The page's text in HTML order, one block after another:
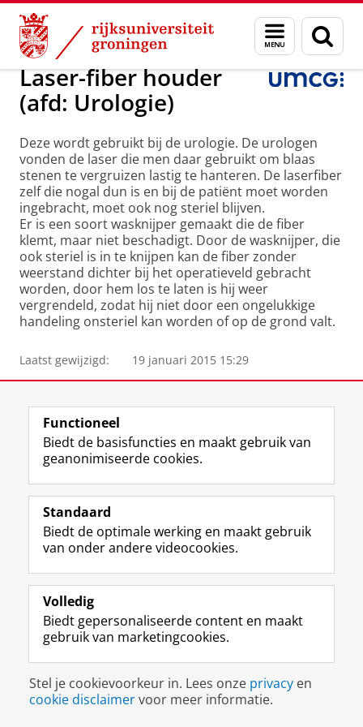
Skip
Content
Skip
Navigation
Menu
en
zoeken
Over ons Projecten
Laser-fiber houder
(afd: Urologie)
Deze wordt gebruikt bij de urologie. De urologen
vonden de laser die men daar gebruikt om blaas
stenen te vergruizen lastig te hanteren. De laserfiber
zelf die nogal dun is en bij de patiënt moet worden
ingebracht, moet ook nog steriel blijven.
Er is een soort wasknijper gemaakt die de fiber
klemt, maar niet beschadigt. Door de wasknijper, die
ook steriel is in te knijpen kan de fiber zonder
weerstand dichter bij het operatieveld gebracht
worden, door hem los te laten is hij weer
vergrendeld, zodat hij niet door een ongelukkige
handeling onsteriel kan worden of op de grond valt.
Laatst gewijzigd: 19 januari 2015 15:29
Volg de RUG
F
a
c
e
b
o
k
a
i
n
a
R
i
j
L
i
k
e
I
n
p
g
i
n
a
R
i
R
S
-
f
e
d
i
k
s
n
i
v
I
n
t
a
r
-
c
c
u
n
t
Y
o
T
u
e
a
a
a
R
i
Studiekiezers
Maatschappij/bedrijven
Alumni
Over ons
Disclaimer & Copyright Privacy
Cookies
Inloggen
Functioneel
Biedt de basisfuncties en maakt gebruik van
geanonimiseerde cookies.
Standaard
Biedt de optimale werking en maakt gebruik
van onder andere videocookies.
Volledig
Biedt gepersonaliseerde content en maakt
gebruik van marketingcookies.
Stel je cookievoorkeur in. Lees onze privacy en
cookie disclaimervoor meer informatie.